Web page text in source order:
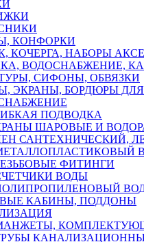
КОНФОРКИ
КОЧЕРГА, НАБОРЫ
ВОДОСНАБЖЕНИЕ,
СИФОНЫ, ОБВЯЗКИ
ЭКРАНЫ, БОРДЮРЫ
ПОДВОДКА
ШАРОВЫЕ И
САНТЕХНИЧЕСКИЙ,
ФИТИНГИ
ВОДЫ
КАБИНЫ, ПОДДОНЫ